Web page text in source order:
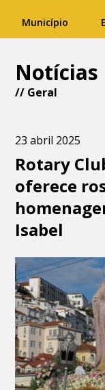
Município
Notícias
// Geral
23 abril 2025
Rotary
oferece
Isabel